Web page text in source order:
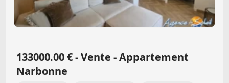
133000.00 € - Vente - Appartement
Narbonne